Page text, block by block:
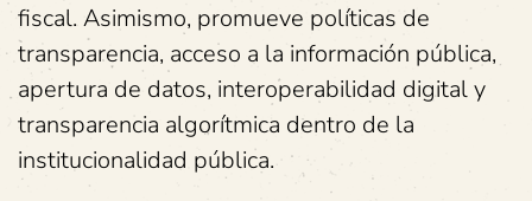
fiscal. Asimismo, promueve políticas de
transparencia, acceso a la información pública,
apertura de datos, interoperabilidad digital y
transparencia algorítmica dentro de la
institucionalidad pública.